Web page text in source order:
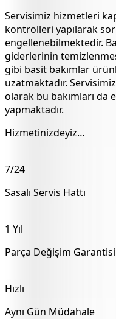
Servisimiz hizmetleri
kontrolleri yapılarak
engellenebilmektedir.
giderlerinin
gibi basit bakımlar
uzatmaktadır.
olarak bu bakımları da
yapmaktadır.
Hizmetinizdeyiz…
7/24
Sasalı Servis Hattı
1 Yıl
Parça Değişim Garantisi
Hızlı
Aynı Gün Müdahale